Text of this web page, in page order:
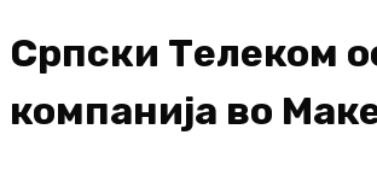
Српски Телеком
компанија во